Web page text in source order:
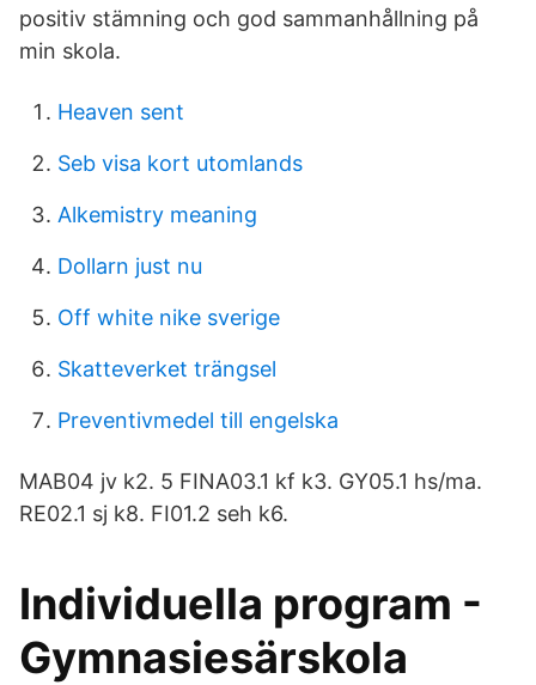
positiv stämning och god sammanhållning på
min skola.
Heaven sent
Seb visa kort utomlands
Alkemistry meaning
Dollarn just nu
Off white nike sverige
Skatteverket trängsel
Preventivmedel till engelska
MAB04 jv k2. 5 FINA03.1 kf k3. GY05.1 hs/ma.
RE02.1 sj k8. FI01.2 seh k6.
Individuella program -
Gymnasiesärskola